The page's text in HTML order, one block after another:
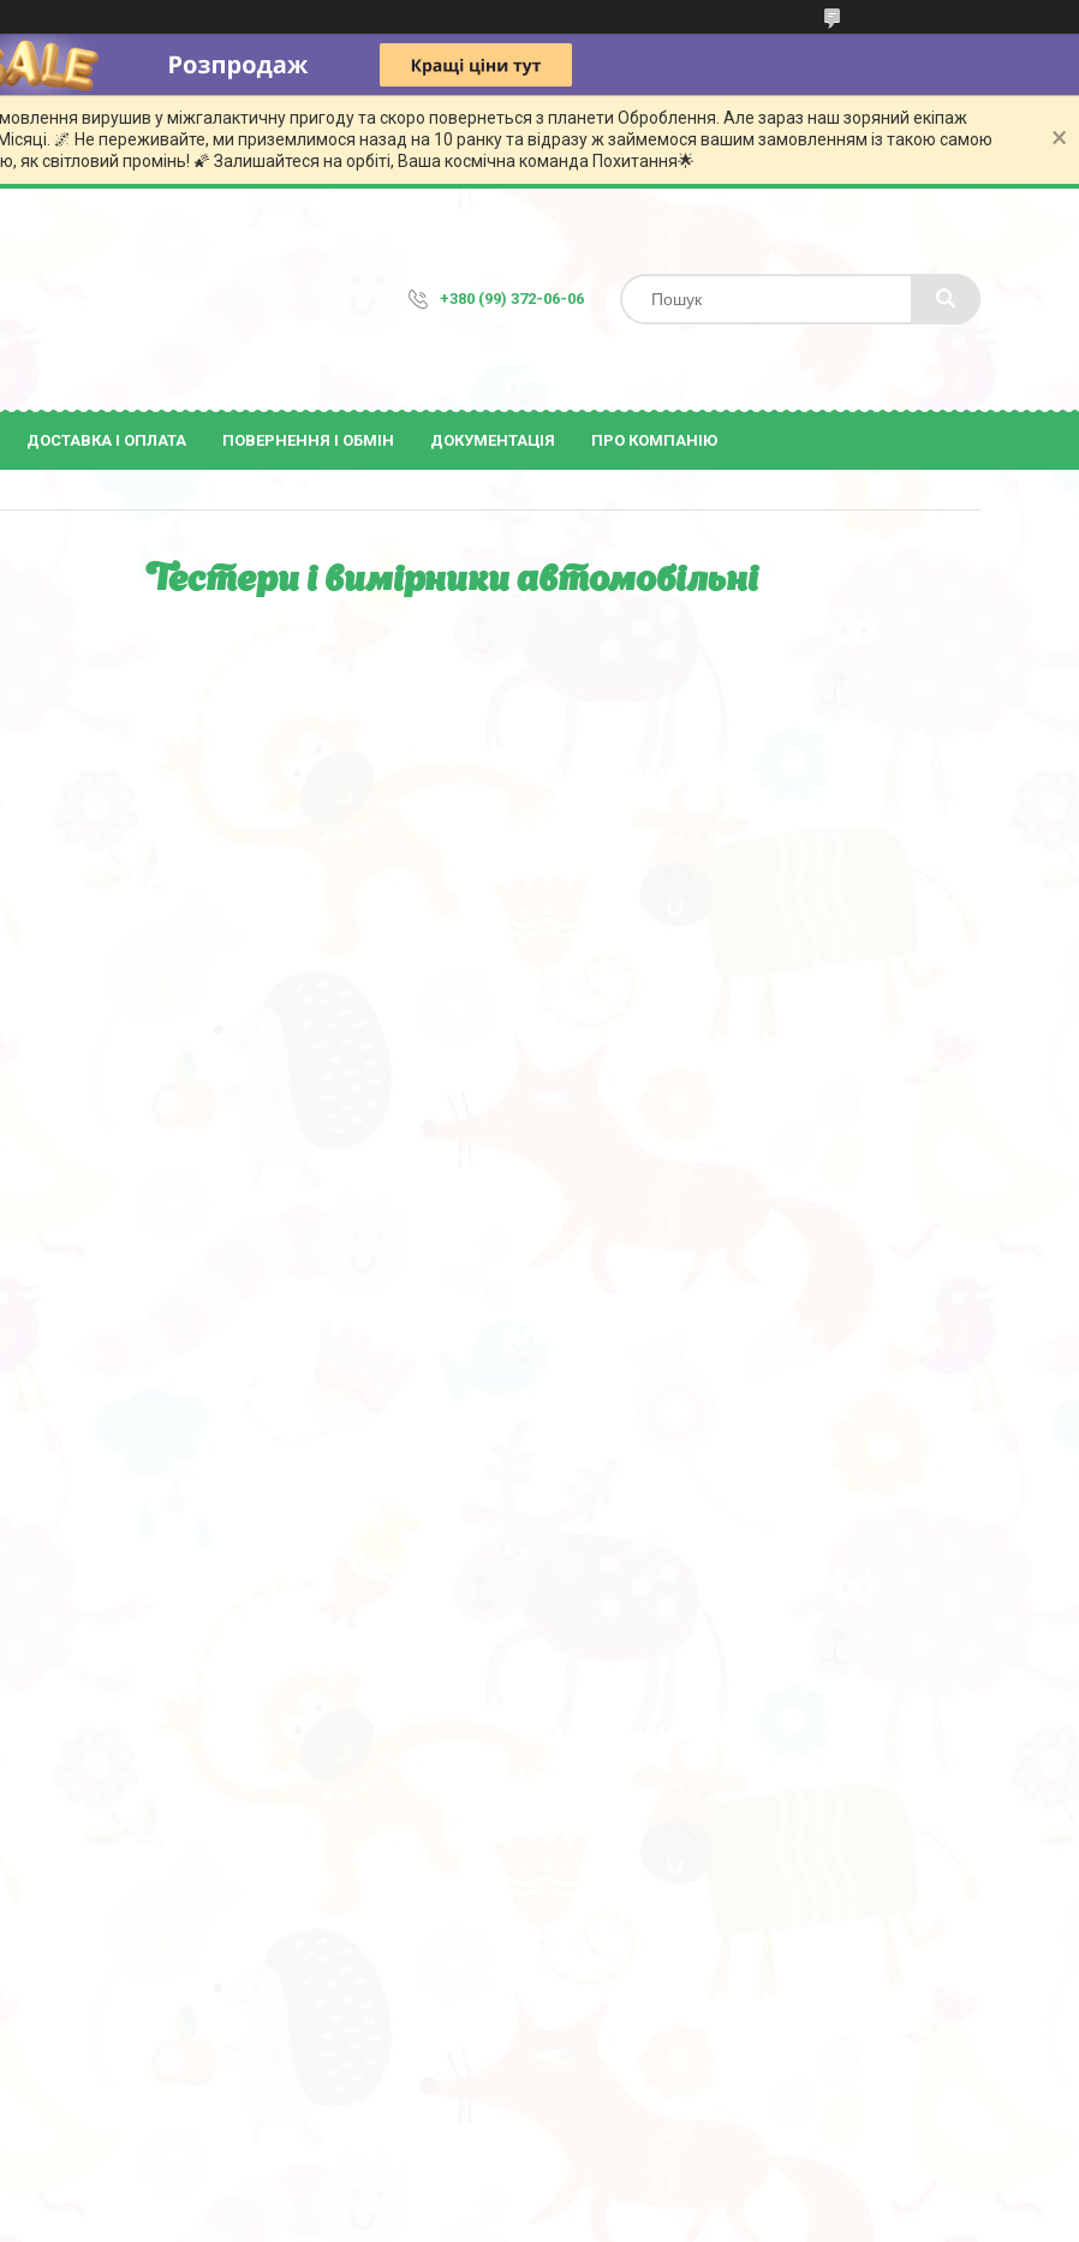
вирушив у міжгалактичну пригоду та скоро повернеться з планети Оброблення. Але зараз наш зоряний екіпаж
🌌 Не переживайте, ми приземлимося назад на 10 ранку та відразу ж займемося вашим замовленням із такою самою
як світловий промінь! 🌠 Залишайтеся на орбіті, Ваша космічна команда Похитання🌟
+380 (99) 372-06-06
ДОСТАВКА І ОПЛАТА ПОВЕРНЕННЯ І ОБМІН ДОКУМЕНТАЦІЯ ПРО КОМПАНІЮ
Тестери і вимірники автомобільні